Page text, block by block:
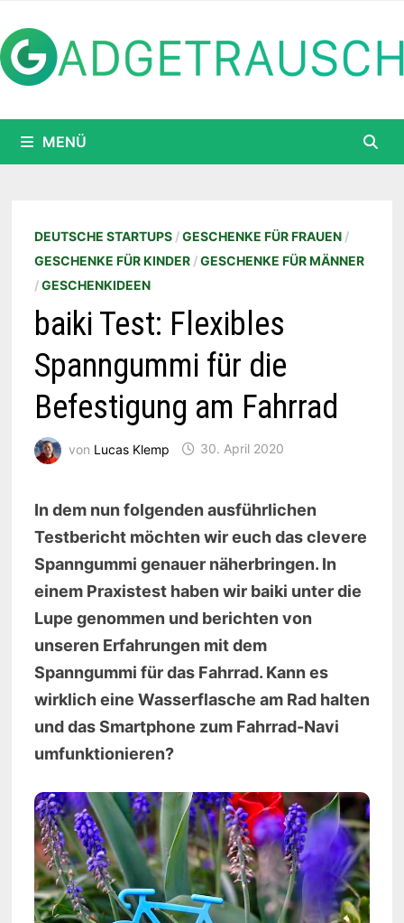
Inhalt
springen
MENÜ
DEUTSCHE STARTUPS/GESCHENKE FÜR FRAUEN/
GESCHENKE FÜR KINDER/GESCHENKE FÜR MÄNNER
/GESCHENKIDEEN
baiki Test: Flexibles
Spanngummi für die
Befestigung am Fahrrad
von Lucas Klemp 30. April 2020
In dem nun folgenden ausführlichen
Testbericht möchten wir euch das clevere
Spanngummi genauer näherbringen. In
einem Praxistest haben wir baiki unter die
Lupe genommen und berichten von
unseren Erfahrungen mit dem
Spanngummi für das Fahrrad. Kann es
wirklich eine Wasserflasche am Rad halten
und das Smartphone zum Fahrrad-Navi
umfunktionieren?